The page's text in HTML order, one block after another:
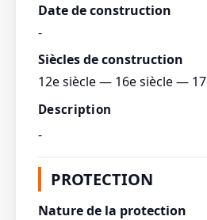
Date de construction
-
Siècles de construction
12e siècle — 16e siècle —
Description
-
PROTECTION
Nature de la protection